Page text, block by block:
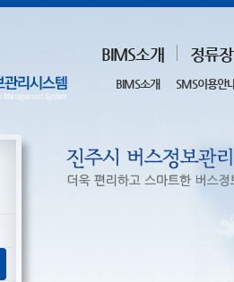
BIMS소개 정류
BIMS소개 SMS이용안